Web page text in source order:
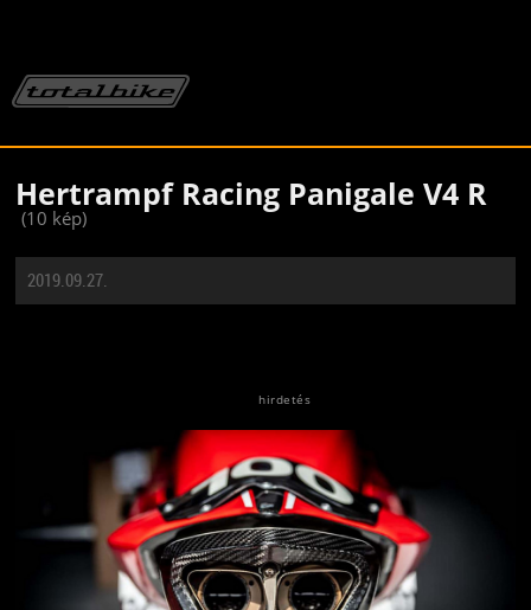
Hertrampf Racing Panigale V4 R
(10 kép)
2019.09.27.
Jön még kép!